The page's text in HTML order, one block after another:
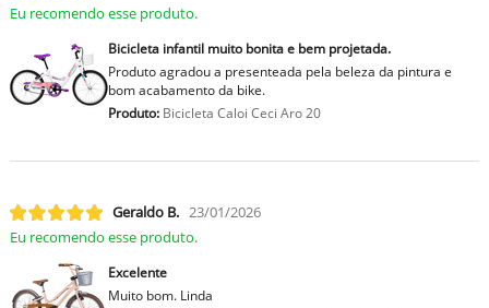
Eu recomendo esse produto.
Bicicleta infantil muito bonita e bem projetada.
Produto agradou a presenteada pela beleza da pintura e
bom acabamento da bike.
Produto:Bicicleta Caloi Ceci Aro 20
Geraldo B. 23/01/2026
Eu recomendo esse produto.
Excelente
Muito bom. Linda